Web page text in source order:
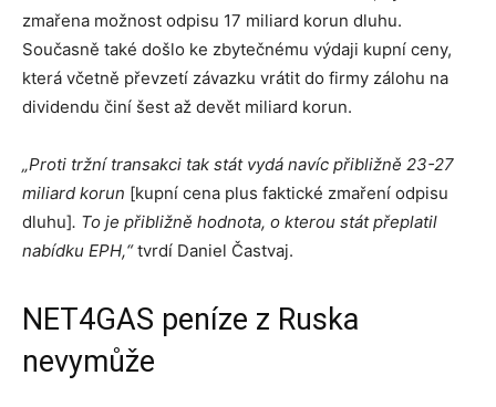
zmařena možnost odpisu 17 miliard korun dluhu.
Současně také došlo ke zbytečnému výdaji kupní ceny,
která včetně převzetí závazku vrátit do firmy zálohu na
dividendu činí šest až devět miliard korun.
„Proti tržní transakci tak stát vydá navíc přibližně 23-27
miliard korun [kupní cena plus faktické zmaření odpisu
dluhu]. To je přibližně hodnota, o kterou stát přeplatil
nabídku EPH,“tvrdí Daniel Častvaj.
NET4GAS peníze z Ruska
nevymůže